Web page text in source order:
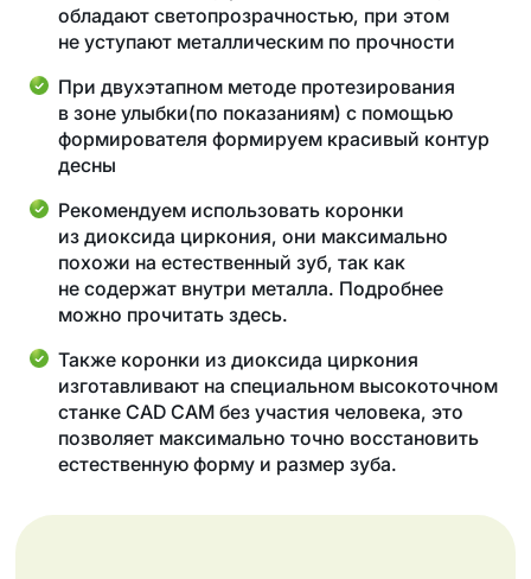
обладают светопрозрачностью, при этом
не уступают металлическим по прочности
При двухэтапном методе протезирования
в зоне улыбки(по показаниям) с помощью
формирователя формируем красивый контур
десны
Рекомендуем использовать коронки
из диоксида циркония, они максимально
похожи на естественный зуб, так как
не содержат внутри металла. Подробнее
можно прочитатьздесь.
Также коронки из диоксида циркония
изготавливают на специальном высокоточном
станке CAD CAM без участия человека, это
позволяет максимально точно восстановить
естественную форму и размер зуба.